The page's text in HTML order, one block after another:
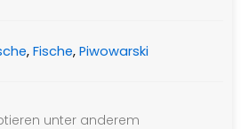
, Fische, Piwowarski
unter anderem